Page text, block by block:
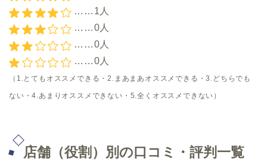
……1人
……0人
……0人
……0人
（1.とてもオススメできる・2.まあまあオススメできる・3.どちらでも
ない・4.あまりオススメできない・5.全くオススメできない）
店舗（役割）別の口コミ・評判一覧